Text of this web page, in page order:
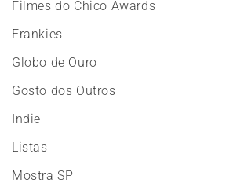
Filmes do Chico Awards
Frankies
Globo de Ouro
Gosto dos Outros
Indie
Listas
Mostra SP